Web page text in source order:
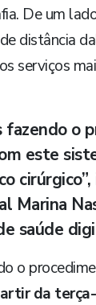
De um
distância
serviços
fazendo o
este
Marina
saúde
o
da